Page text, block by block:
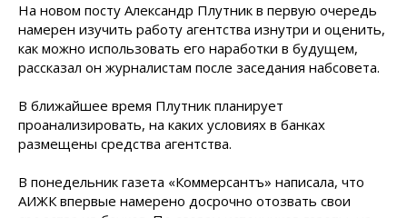
На новом посту Александр Плутник в первую очередь
намерен изучить работу агентства изнутри и оценить,
как можно использовать его наработки в будущем,
рассказал он журналистам после заседания набсовета.
В ближайшее время Плутник планирует
проанализировать, на каких условиях в банках
размещены средства агентства.
В понедельник газета «Коммерсантъ» написала, что
АИЖК впервые намерено досрочно отозвать свои